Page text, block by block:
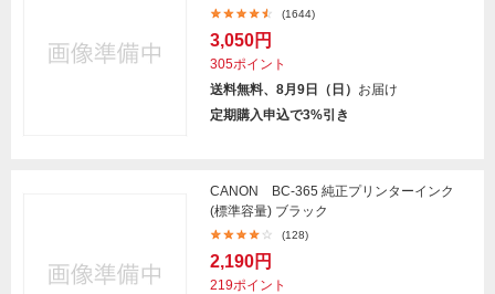
(1644)
3,050円
305ポイント
送料無料、8月9日（日） お届け
定期購入申込で3%引き
CANON BC-365 純正プリンターインク
(標準容量) ブラック
(128)
2,190円
219ポイント